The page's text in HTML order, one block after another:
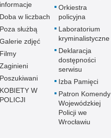
informacje
Doba w liczbach
Poza służbą
Galerie zdjęć
Filmy
Zaginieni
Poszukiwani
KOBIETY W
POLICJI
Orkiestra
policyjna
Laboratorium
kryminalistyczne
Deklaracja
dostępności
serwisu
Izba Pamięci
Patron Komendy
Wojewódzkiej
Policji we
Wrocławiu